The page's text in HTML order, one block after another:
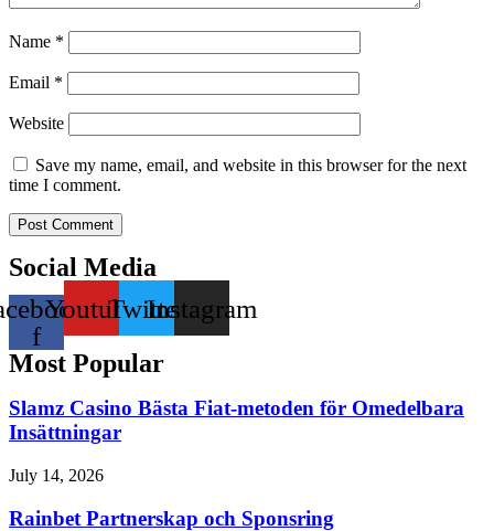
Name *
Email *
Website
Save my name, email, and website in this browser for the next
time I comment.
Social Media
f
YoutubeTwitterInstagram
Most Popular
Slamz Casino Bästa Fiat-metoden för Omedelbara
Insättningar
July 14, 2026
Rainbet Partnerskap och Sponsring